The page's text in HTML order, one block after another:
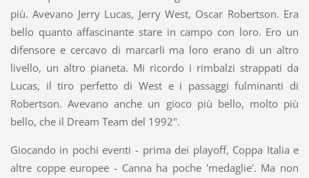
più. Avevano Jerry Lucas, Jerry West, Oscar Robertson. Era
bello quanto affascinante stare in campo con loro. Ero un
difensore e cercavo di marcarli ma loro erano di un altro
livello, un altro pianeta. Mi ricordo i rimbalzi strappati da
Lucas, il tiro perfetto di West e i passaggi fulminanti di
Robertson. Avevano anche un gioco più bello, molto più
bello, che il Dream Team del 1992".
Giocando in pochi eventi - prima dei playoff, Coppa Italia e
altre coppe europee - Canna ha poche 'medaglie'. Ma non